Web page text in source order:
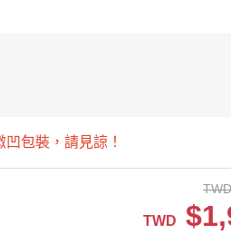
包裝，請見諒！
TWD
TWD $